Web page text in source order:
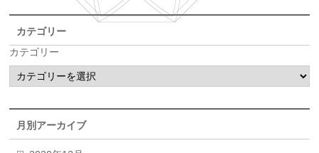
カテゴリー
カテゴリー
月別アーカイブ